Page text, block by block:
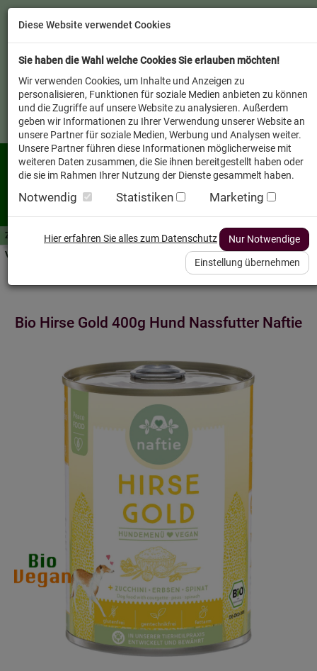
Zutaten A-Z Futterwissen mit Vorrat SPAREN AllesFinder
Service FAQ
Verkäufer vor Ort
Hund Nassfutter
Bio Hirse Gold 400g Hund Nassfutter Naftie
Diese Website verwendet Cookies
Sie haben die Wahl welche Cookies Sie erlauben möchten!
Wir verwenden Cookies, um Inhalte und Anzeigen zu
personalisieren, Funktionen für soziale Medien anbieten zu können
und die Zugriffe auf unsere Website zu analysieren. Außerdem
geben wir Informationen zu Ihrer Verwendung unserer Website an
unsere Partner für soziale Medien, Werbung und Analysen weiter.
Unsere Partner führen diese Informationen möglicherweise mit
weiteren Daten zusammen, die Sie ihnen bereitgestellt haben oder
die sie im Rahmen Ihrer Nutzung der Dienste gesammelt haben.
Notwendig Statistiken Marketing
Hier erfahren Sie alles zum Datenschutz Nur Notwendige
Einstellung übernehmen